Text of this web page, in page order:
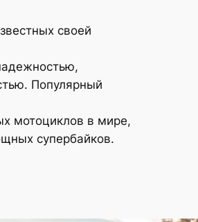
своей
Популярный
мотоциклов в мире,
супербайков.